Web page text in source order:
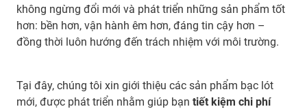
không ngừng đổi mới và phát triển những sản phẩm tốt
hơn: bền hơn, vận hành êm hơn, đáng tin cậy hơn –
đồng thời luôn hướng đến trách nhiệm với môi trường.
Tại đây, chúng tôi xin giới thiệu các sản phẩm bạc lót
mới, được phát triển nhằm giúp bạn tiết kiệm chi phí